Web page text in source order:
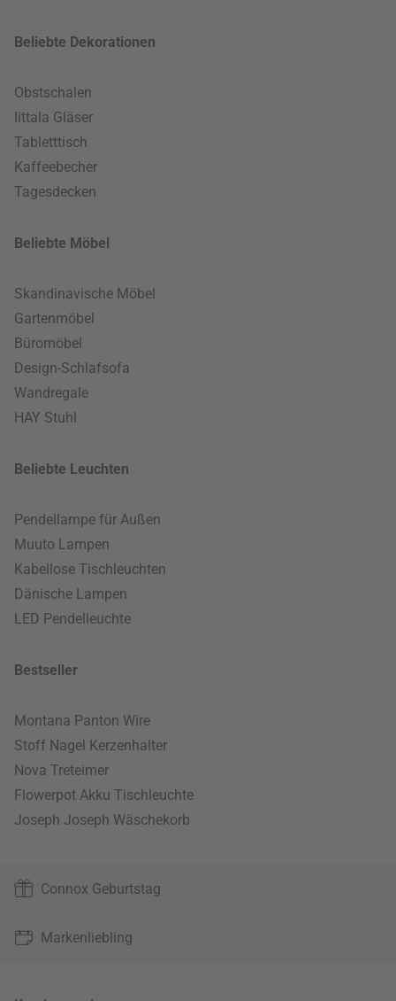
Beliebte Dekorationen
Obstschalen
Iittala Gläser
Tabletttisch
Kaffeebecher
Tagesdecken
Beliebte Möbel
Skandinavische Möbel
Gartenmöbel
Büromöbel
Design-Schlafsofa
Wandregale
HAY Stuhl
Beliebte Leuchten
Pendellampe für Außen
Muuto Lampen
Kabellose Tischleuchten
Dänische Lampen
LED Pendelleuchte
Bestseller
Montana Panton Wire
Stoff Nagel Kerzenhalter
Nova Treteimer
Flowerpot Akku Tischleuchte
Joseph Joseph Wäschekorb
Connox Geburtstag
Markenliebling